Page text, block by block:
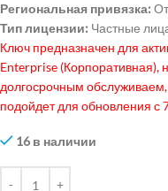
Региональная привязка:
Тип лицензии: Частные
Ключ предназначен для
Enterprise (Корпоративная),
долгосрочным
подойдет для обновления с
16 в наличии